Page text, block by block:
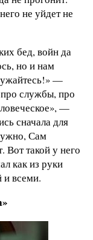
не уйдет не
бед, войн да
но и нам
—
службы, про
—
сначала для
Сам
Вот такой у него
как из руки
всеми.